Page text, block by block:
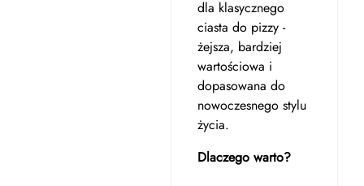
dla klasycznego
ciasta do pizzy -
żejsza, bardziej
wartościowa i
dopasowana do
nowoczesnego stylu
życia.
Dlaczego warto?